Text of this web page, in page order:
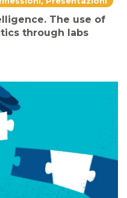
The use of
through labs